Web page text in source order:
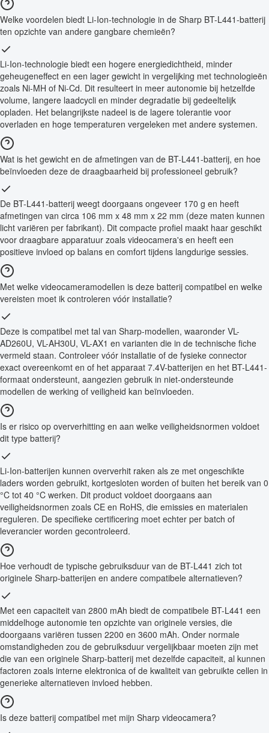
Welke voordelen biedt Li-Ion-technologie in de Sharp BT-L441-batterij
ten opzichte van andere gangbare chemieën?
Li-Ion-technologie biedt een hogere energiedichtheid, minder
geheugeneffect en een lager gewicht in vergelijking met technologieën
zoals Ni-MH of Ni-Cd. Dit resulteert in meer autonomie bij hetzelfde
volume, langere laadcycli en minder degradatie bij gedeeltelijk
opladen. Het belangrijkste nadeel is de lagere tolerantie voor
overladen en hoge temperaturen vergeleken met andere systemen.
Wat is het gewicht en de afmetingen van de BT-L441-batterij, en hoe
beïnvloeden deze de draagbaarheid bij professioneel gebruik?
De BT-L441-batterij weegt doorgaans ongeveer 170 g en heeft
afmetingen van circa 106 mm x 48 mm x 22 mm (deze maten kunnen
licht variëren per fabrikant). Dit compacte profiel maakt haar geschikt
voor draagbare apparatuur zoals videocamera's en heeft een
positieve invloed op balans en comfort tijdens langdurige sessies.
Met welke videocameramodellen is deze batterij compatibel en welke
vereisten moet ik controleren vóór installatie?
Deze is compatibel met tal van Sharp-modellen, waaronder VL-
AD260U, VL-AH30U, VL-AX1 en varianten die in de technische fiche
vermeld staan. Controleer vóór installatie of de fysieke connector
exact overeenkomt en of het apparaat 7.4V-batterijen en het BT-L441-
formaat ondersteunt, aangezien gebruik in niet-ondersteunde
modellen de werking of veiligheid kan beïnvloeden.
Is er risico op oververhitting en aan welke veiligheidsnormen voldoet
dit type batterij?
Li-Ion-batterijen kunnen oververhit raken als ze met ongeschikte
laders worden gebruikt, kortgesloten worden of buiten het bereik van 0
°C tot 40 °C werken. Dit product voldoet doorgaans aan
veiligheidsnormen zoals CE en RoHS, die emissies en materialen
reguleren. De specifieke certificering moet echter per batch of
leverancier worden gecontroleerd.
Hoe verhoudt de typische gebruiksduur van de BT-L441 zich tot
originele Sharp-batterijen en andere compatibele alternatieven?
Met een capaciteit van 2800 mAh biedt de compatibele BT-L441 een
middelhoge autonomie ten opzichte van originele versies, die
doorgaans variëren tussen 2200 en 3600 mAh. Onder normale
omstandigheden zou de gebruiksduur vergelijkbaar moeten zijn met
die van een originele Sharp-batterij met dezelfde capaciteit, al kunnen
factoren zoals interne elektronica of de kwaliteit van gebruikte cellen in
generieke alternatieven invloed hebben.
Is deze batterij compatibel met mijn Sharp videocamera?